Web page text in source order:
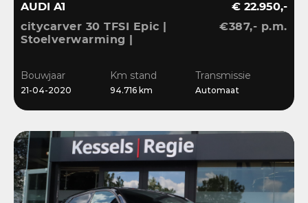
AUDI A1
citycarver 30 TFSI Epic |
Stoelverwarming |
Navi
€ 22.950,-
€387,- p.m.
Bouwjaar
21-04-2020
Km stand
94.716 km
Transmissie
Automaat